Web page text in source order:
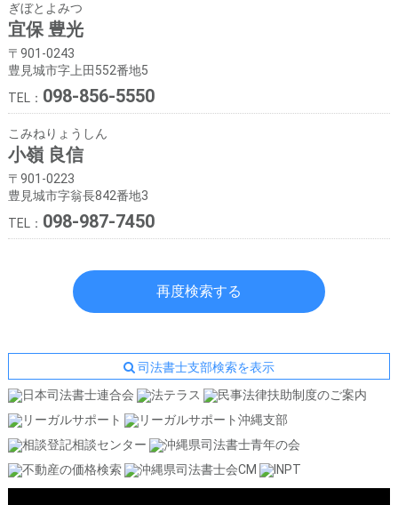
ぎぼとよみつ
宜保 豊光
〒901-0243
豊見城市字上田552番地5
TEL： 098-856-5550
こみねりょうしん
小嶺 良信
〒901-0223
豊見城市字翁長842番地3
TEL： 098-987-7450
再度検索する
司法書士支部検索を表示